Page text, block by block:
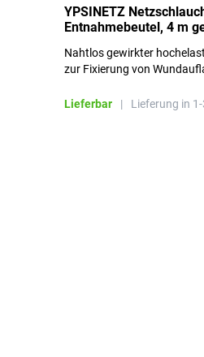
YPSINETZ
Entnahmebeutel, 4 m
Nahtlos gewirkter
zur Fixierung von
Lieferbar | Lieferung in